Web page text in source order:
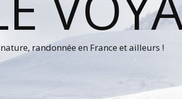
randonnée en France et ailleurs !